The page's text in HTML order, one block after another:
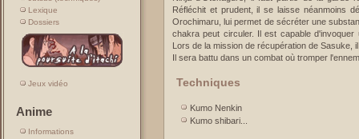
Lexique
Dossiers
Jeux vidéo
Anime
Informations
Réfléchit et prudent, il se laisse néanmoins
Orochimaru, lui permet de sécréter une
chakra peut circuler. Il est capable
Lors de la mission de récupération de Sasuke,
Il sera battu dans un combat où tromper
Techniques
Kumo Nenkin
Kumo shibari...